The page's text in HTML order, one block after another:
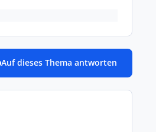
Auf dieses Thema antworten